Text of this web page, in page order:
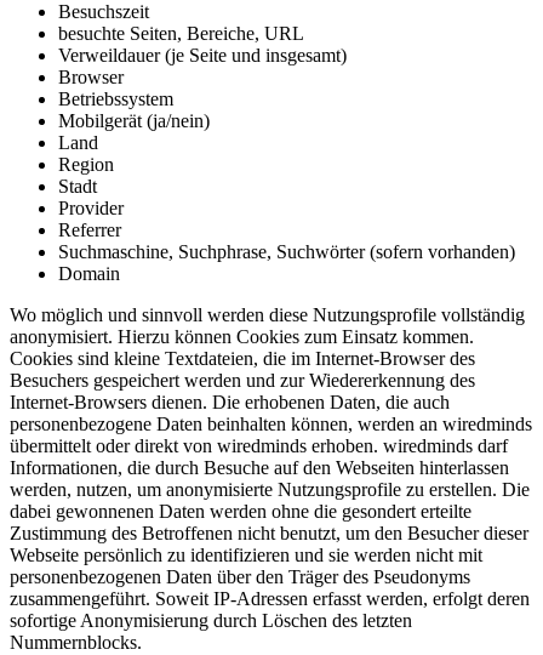
Besuchszeit
besuchte Seiten, Bereiche, URL
Verweildauer (je Seite und insgesamt)
Browser
Betriebssystem
Mobilgerät (ja/nein)
Land
Region
Stadt
Provider
Referrer
Suchmaschine, Suchphrase, Suchwörter (sofern vorhanden)
Domain
Wo möglich und sinnvoll werden diese Nutzungsprofile vollständig
anonymisiert. Hierzu können Cookies zum Einsatz kommen.
Cookies sind kleine Textdateien, die im Internet-Browser des
Besuchers gespeichert werden und zur Wiedererkennung des
Internet-Browsers dienen. Die erhobenen Daten, die auch
personenbezogene Daten beinhalten können, werden an wiredminds
übermittelt oder direkt von wiredminds erhoben. wiredminds darf
Informationen, die durch Besuche auf den Webseiten hinterlassen
werden, nutzen, um anonymisierte Nutzungsprofile zu erstellen. Die
dabei gewonnenen Daten werden ohne die gesondert erteilte
Zustimmung des Betroffenen nicht benutzt, um den Besucher dieser
Webseite persönlich zu identifizieren und sie werden nicht mit
personenbezogenen Daten über den Träger des Pseudonyms
zusammengeführt. Soweit IP-Adressen erfasst werden, erfolgt deren
sofortige Anonymisierung durch Löschen des letzten
Nummernblocks.